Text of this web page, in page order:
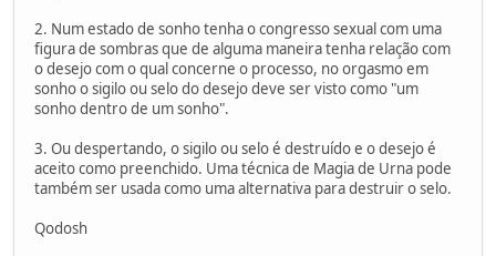
2. Num estado de sonho tenha o congresso sexual com uma
figura de sombras que de alguma maneira tenha relação com
o desejo com o qual concerne o processo, no orgasmo em
sonho o sigilo ou selo do desejo deve ser visto como "um
sonho dentro de um sonho".
3. Ou despertando, o sigilo ou selo é destruído e o desejo é
aceito como preenchido. Uma técnica de Magia de Urna pode
também ser usada como uma alternativa para destruir o selo.
Qodosh